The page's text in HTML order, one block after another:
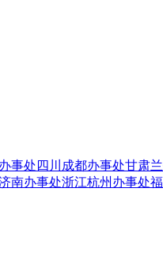
事处 四川成都办事处甘肃
南办事处浙江杭州办事处